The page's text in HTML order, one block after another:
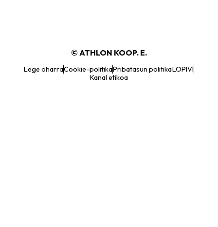
© ATHLON KOOP. E.
Lege oharraCookie-politikaPribatasun politikaLOPIVI
Kanal etikoa